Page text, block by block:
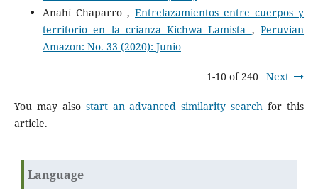
Anahí Chaparro , Entrelazamientos entre cuerpos y
territorio en la crianza Kichwa Lamista ,Peruvian
Amazon: No. 33 (2020): Junio
1-10 of 240 Next
You may also start an advanced similarity search for this
article.
Language